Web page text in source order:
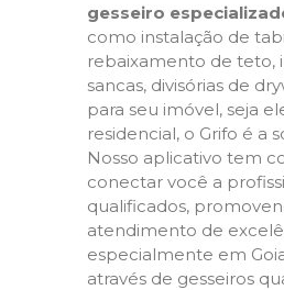
gesseiro
como instalação de
rebaixamento de teto,
sancas, divisórias de
para seu imóvel, seja
residencial, o Grifo é a
Nosso aplicativo tem
conectar você a
qualificados,
atendimento de
especialmente em
através de gesseiros